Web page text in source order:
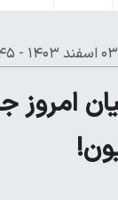
۰۳ اسفند ۱۴۰۳ - ۰۹:۴۵